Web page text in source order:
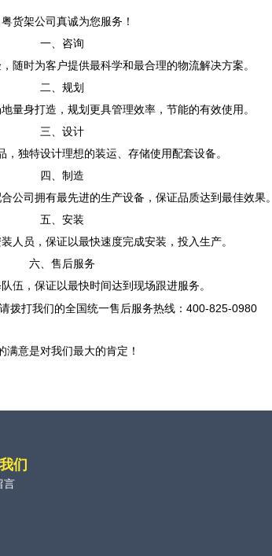
货架公司真诚为您服务！
一、咨询
随时为客户提供最科学和最合理的物流解决方案。
二、规划
量身打造，规划更具管理效率，节能的有效使用。
三、设计
，独特设计理想的装运、存储使用配套设备。
四、制造
公司拥有最先进的生产设备，保证品质达到最佳效果。
五、安装
人员，保证以最快速度完成安装，投入生产。
六、售后服务
伍，保证以最快时间达到现场跟进服务。
拨打我们的全国统一售后服务热线： 400-825-0980
满意是对我们最大的肯定！
们
言